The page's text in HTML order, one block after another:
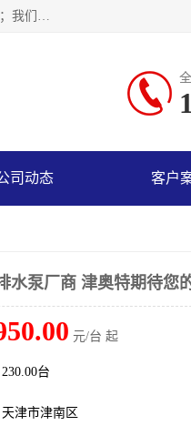
天津奥特泵业有限公司主要从事：不锈钢潜水泵、大流量潜水泵、高扬程潜水泵、矿用潜水泵、耐高温潜水泵、潜油电泵；我们以开发研制生产各种用途的水泵为主，历经十多年艰苦创业，已成为总资产达伍仟多万元，占地面积1万多平方米，年生产能力几百万（台）套，形成集设计研发、制造安装、技术服务于一体的现代规模型企业。
司动态 客户
水泵厂商 津奥特期待您
元/台 起
230.00台
天津市津南区